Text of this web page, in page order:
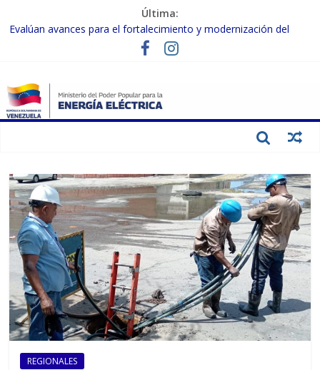
Última:
Evalúan avances para el fortalecimiento y modernización del
Inspeccionan trabajos de rehabilitación en instalaciones del SEN
Gobierno Nacional activa plan preventivo para fortalecer el SEN
ante el fenómeno de El Niño
Termocarabobo recupera el 50% de su capacidad de generación
REGIONALES